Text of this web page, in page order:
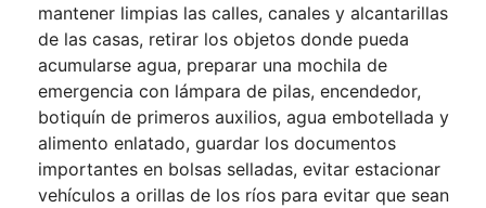
mantener limpias las calles, canales y alcantarillas
de las casas, retirar los objetos donde pueda
acumularse agua, preparar una mochila de
emergencia con lámpara de pilas, encendedor,
botiquín de primeros auxilios, agua embotellada y
alimento enlatado, guardar los documentos
importantes en bolsas selladas, evitar estacionar
vehículos a orillas de los ríos para evitar que sean